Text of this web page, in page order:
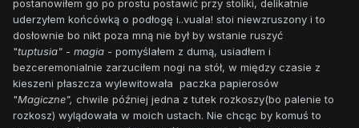
postanowiłem go po prostu postawić przy stoliki, delikatnie
uderzyłem końcówką o podłogę i..vuala! stoi niewzruszony i to
dosłownie bo nikt poza mną nie był by wstanie ruszyć
"tuptusia" - magia - pomyślałem z dumą, usiadłem i
bezceremonialnie zarzuciłem nogi na stół, w między czasie z
kieszeni płaszcza wylewitowała paczka papierosów
"Magiczne", chwile później jedna z tutek rozkoszy(bo palenie to
rozkosz) wylądowała w moich ustach. Nie chcąc by komuś to